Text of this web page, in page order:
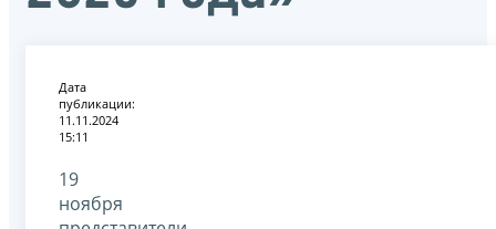
Дата
публикации:
11.11.2024
15:11
19
ноября